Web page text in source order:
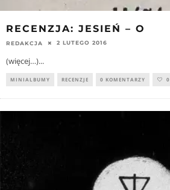
RECENZJA: JESIEŃ – O
REDAKCJA 2 LUTEGO 2016
(więcej…)...
MINIALBUMY RECENZJE 0 KOMENTARZY 0